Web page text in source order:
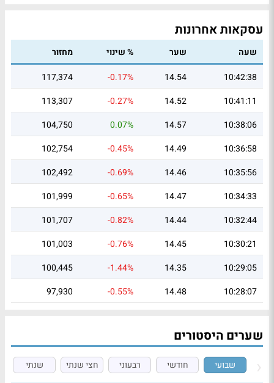
עסקאות אחרונות
שעה שער % שינוי
מחזור
10:42:38
14.54
-0.17%
117,374
10:41:11
14.52
-0.27%
113,307
10:38:06
14.57
0.07%
104,750
10:36:58
14.49
-0.45%
102,754
10:35:56
14.46
-0.69%
102,492
10:34:33
14.47
-0.65%
101,999
10:32:44
14.44
-0.82%
101,707
10:30:21
14.45
-0.76%
101,003
10:29:05
14.35
-1.44%
100,445
10:28:07
14.48
-0.55%
97,930
שערים היסטורים
שבועי חודשי רבעוני חצי שנתי שנתי